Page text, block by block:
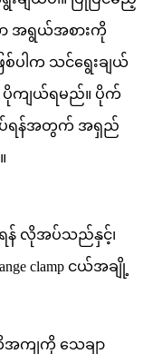
အရွယ်အစားကို
ြစ်ပါက သင်ရွေးချယ်
ပိုကျယ်ရမည်။ ပိုက်
အုပ်ရန်အတွက် အရှည်
ရန် လိုအပ်သည်နှင့်၊
clamp ငယ်အချို့
အကျကို သေချာ